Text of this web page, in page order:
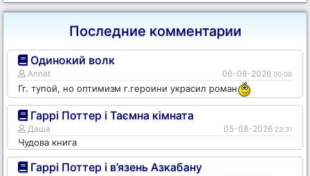
Последние комментарии
Одинокий волк
Annat 06-08-2026 00:00
Гг. тупой, но оптимизм г.героини украсил роман
Гаррі Поттер і Таємна кімната
Даша 05-08-2026 23:31
Чудова книга
Гаррі Поттер і в’язень Азкабану